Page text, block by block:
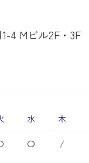
4 Mビル2F・3F
水 木
〇 /